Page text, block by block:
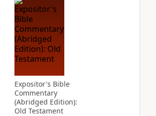
Expositor's Bible
Commentary
(Abridged Edition):
Old Testament